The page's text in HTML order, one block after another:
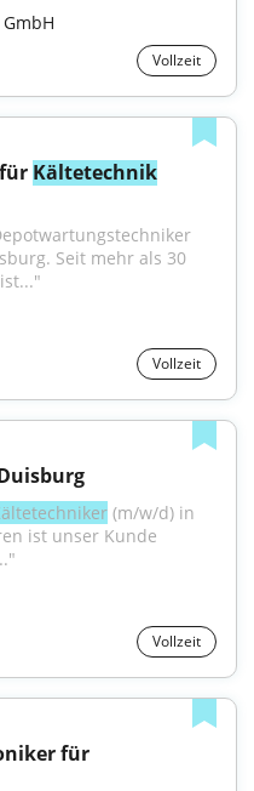
Vollzeit
Kältetechnik
Seit mehr als 30
Vollzeit
(m/w/d) in
ist unser Kunde
Vollzeit